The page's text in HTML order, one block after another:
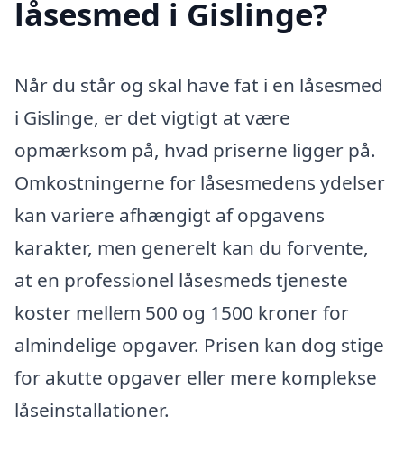
låsesmed i Gislinge?
Når du står og skal have fat i en låsesmed
i Gislinge, er det vigtigt at være
opmærksom på, hvad priserne ligger på.
Omkostningerne for låsesmedens ydelser
kan variere afhængigt af opgavens
karakter, men generelt kan du forvente,
at en professionel låsesmeds tjeneste
koster mellem 500 og 1500 kroner for
almindelige opgaver. Prisen kan dog stige
for akutte opgaver eller mere komplekse
låseinstallationer.